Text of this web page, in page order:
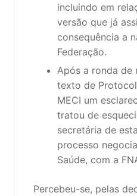
ENSINO SUPERIOR
PROFESSORES
DOCENTES APOSENTADOS
Área de Sócios
Revista Intervir
incluindo em
versão que já
consequência a
Federação.
Após a ronda de
texto de
MECI um
tratou de
secretária de
processo
Saúde, com a
Percebeu-se, pelas